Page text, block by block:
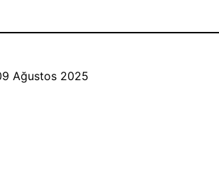
Ağustos 2025